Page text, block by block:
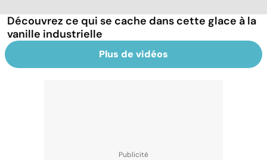
Découvrez ce qui se cache dans cette glace à la
vanille industrielle
Plus de vidéos